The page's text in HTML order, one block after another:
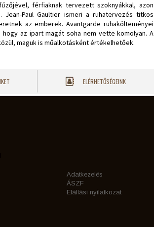
férfiaknak tervezett szoknyákkal, azon
Paul Gaultier ismeri a ruhatervezés titkos
az emberek. Avantgarde ruhakölteményei
az ipart magát soha nem vette komolyan. A
maguk is műalkotásként értékelhetőek.
ELÉRHETŐSÉGEINK
Adatkezelés
ÁSZF
Elállási nyilatkozat